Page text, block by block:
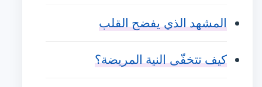
المشهد الذي يفضح القلب
كيف تتخفّى النية المريضة؟